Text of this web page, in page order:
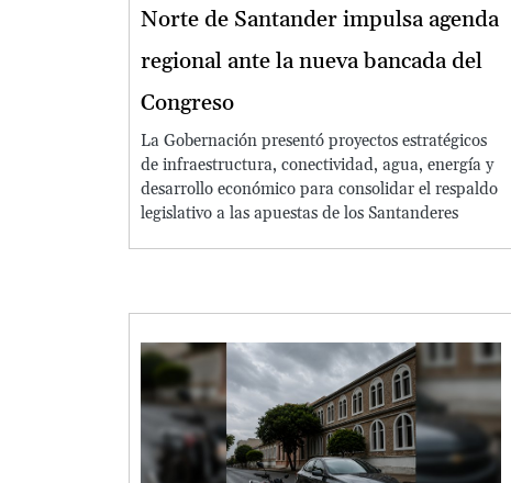
Norte de Santander impulsa agenda
regional ante la nueva bancada del
Congreso
La Gobernación presentó proyectos estratégicos
de infraestructura, conectividad, agua, energía y
desarrollo económico para consolidar el respaldo
legislativo a las apuestas de los Santanderes
Image